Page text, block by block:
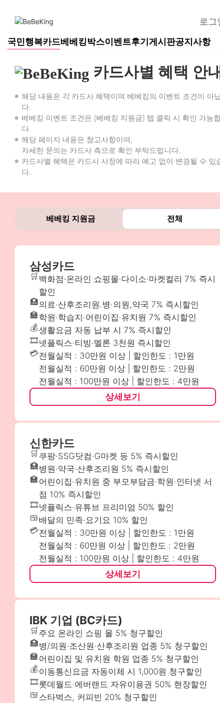
로그
국민행복카드베베킹박스이벤트후기게시판공지사항
카드사별 혜택 안
해당 내용은 각 카드사 혜택이며 베베킹의 이벤트 조건이 아
다.
베베킹 이벤트 조건은 [베베킹 지원금] 탭 클릭 시 확인 가능
다.
해당 페이지 내용은 참고사항이며,
자세한 문의는 카드사 측으로 확인 부탁드립니다.
카드사별 혜택은 카드사 사정에 따라 예고 없이 변경될 수 있
다.
베베킹 지원금 전체
삼성카드
🛒백화점·온라인 쇼핑몰·다이소·마켓컬리 7% 즉시
할인
🏥의료·산후조리원.병·의원,약국 7% 즉시할인
🏫 학원·학습지·어린이집·유치원 7% 즉시할인
💰생활요금 자동 납부 시 7% 즉시할인
🎞️넷플릭스·티빙·멜론 3천원 즉시할인
💳전월실적 : 30만원 이상 | 할인한도 : 1만원
전월실적 : 60만원 이상 | 할인한도 : 2만원
전월실적 : 100만원 이상 | 할인한도 : 4만원
상세보기
신한카드
🛒쿠팡·SSG닷컴·G마켓 등 5% 즉시할인
🏥병원·약국·산후조리원 5% 즉시할인
🏫 어린이집·유치원 중 부모부담금·학원·인터넷 서
점 10% 즉시할인
🎞️넷플릭스·유튜브 프리미엄 50% 할인
🍱 배달의 민족·요기요 10% 할인
💳전월실적 : 30만원 이상 | 할인한도 : 1만원
전월실적 : 60만원 이상 | 할인한도 : 2만원
전월실적 : 100만원 이상 | 할인한도 : 4만원
상세보기
IBK 기업 (BC카드)
🛒주요 온라인 쇼핑 몰 5% 청구할인
🏥병/의원·조산원·산후조리원 업종 5% 청구할인
🏫 어린이집 및 유치원 학원 업종 5% 청구할인
💰이동통신요금 자동이체 시 1,000원 청구할인
🎞️롯데월드·에버랜드 자유이용권 50% 현장할인
🍱 스타벅스, 커피빈 20% 청구할인